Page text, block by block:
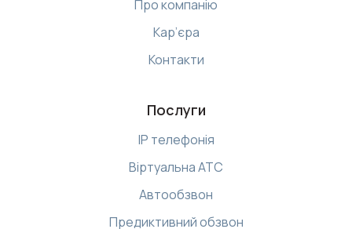
Про компанію
Кар’єра
Контакти
Послуги
IP телефонія
Віртуальна АТС
Автообзвон
Предиктивний обзвон